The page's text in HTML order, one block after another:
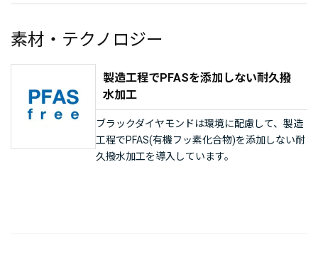
素材・テクノロジー
製造工程でPFASを添加しない耐久撥
水加工
ブラックダイヤモンドは環境に配慮して、製造
工程でPFAS(有機フッ素化合物)を添加しない耐
久撥水加工を導入しています。